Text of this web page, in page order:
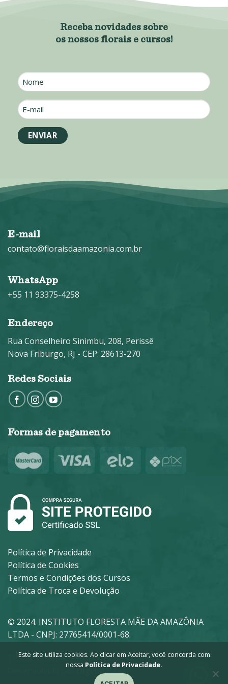
Receba novidades sobre
os nossos florais e cursos!
Nome
E-
mail
*
E-mail
contato@floraisdaamazonia.com.br
WhatsApp
+55 11 93375-4258
Endereço
Rua Conselheiro Sinimbu, 208, Perissê
Nova Friburgo, RJ - CEP: 28613-270
Redes Sociais
Formas de pagamento
© 2024. INSTITUTO FLORESTA MÃE DA AMAZÔNIA
LTDA - CNPJ: 27765414/0001-68.
Todos os direitos reservados.
Desenvolvido porDigital Bees
Política de Privacidade
Política de Cookies
Termos e Condições dos Cursos
Política de Troca e Devolução
Este site utiliza cookies. Ao clicar em Aceitar, você concorda com
nossa Política de Privacidade.